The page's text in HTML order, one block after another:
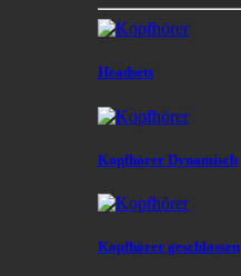
Headsets
Kopfhörer Dynamisch
Kopfhörer geschlossen